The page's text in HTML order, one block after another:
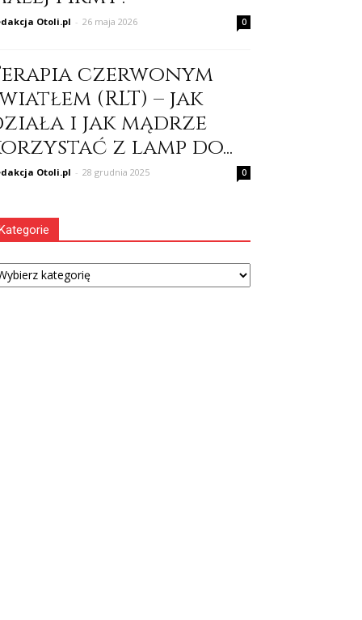
Otoli.pl - 26 maja 2026 0
czerwonym
(RLT) – jak
i jak mądrze
z lamp do...
Otoli.pl - 28 grudnia 2025 0